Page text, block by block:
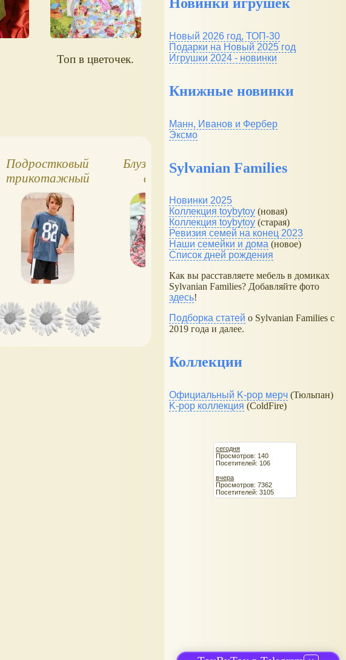
Топ в цветочек.
Подростковый
трикотажный
костюм, футболка
и шорты
Блуза для девочки и
футболка, в
Яркие детские
Новый 2026 год, ТОП-30
Подарки на Новый 2025 год
Игрушки 2024 - новинки
Книжные новинки
Манн, Иванов и Фербер
Эксмо
Sylvanian Families
Новинки 2025
Коллекция toybytoy (новая)
Коллекция toybytoy (старая)
Ревизия семей на конец 2023
Наши семейки и дома (новое)
Список дней рождения
Как вы расставляете мебель в домиках
Sylvanian Families? Добавляйте фото
здесь!
Подборка статей о Sylvanian Families с
2019 года и далее.
Коллекции
Официальный K-pop мерч (Тюльпан)
K-pop коллекция (ColdFire)
сегодня
Просмотров: 140
Посетителей: 106
вчера
Просмотров: 7362
Посетителей: 3105